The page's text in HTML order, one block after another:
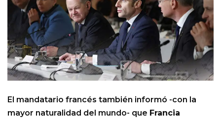
El mandatario francés también informó -con la
mayor naturalidad del mundo- que Francia